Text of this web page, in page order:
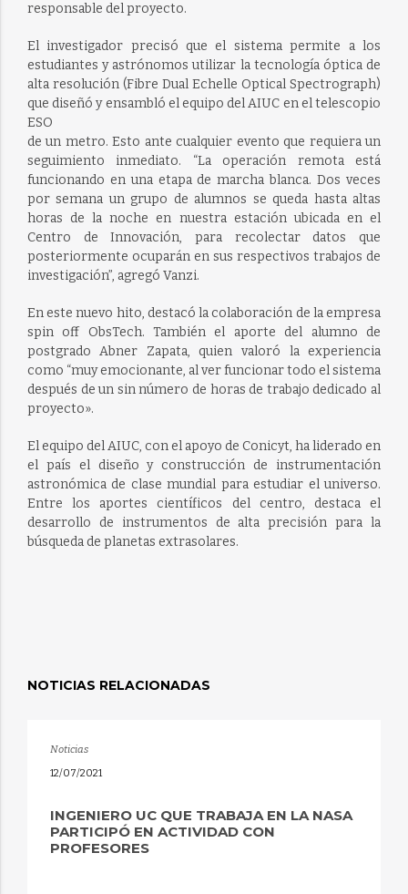
responsable del proyecto.
El investigador precisó que el sistema permite a los
estudiantes y astrónomos utilizar la tecnología óptica de
alta resolución (Fibre Dual Echelle Optical Spectrograph)
que diseñó y ensambló el equipo del AIUC en el telescopio
ESO
de un metro. Esto ante cualquier evento que requiera un
seguimiento inmediato. “La operación remota está
funcionando en una etapa de marcha blanca. Dos veces
por semana un grupo de alumnos se queda hasta altas
horas de la noche en nuestra estación ubicada en el
Centro de Innovación, para recolectar datos que
posteriormente ocuparán en sus respectivos trabajos de
investigación”, agregó Vanzi.
En este nuevo hito, destacó la colaboración de la empresa
spin off ObsTech. También el aporte del alumno de
postgrado Abner Zapata, quien valoró la experiencia
como “muy emocionante, al ver funcionar todo el sistema
después de un sin número de horas de trabajo dedicado al
proyecto».
El equipo del AIUC, con el apoyo de Conicyt, ha liderado en
el país el diseño y construcción de instrumentación
astronómica de clase mundial para estudiar el universo.
Entre los aportes científicos del centro, destaca el
desarrollo de instrumentos de alta precisión para la
búsqueda de planetas extrasolares.
NOTICIAS RELACIONADAS
Noticias
12/07/2021
INGENIERO UC QUE TRABAJA EN LA NASA
PARTICIPÓ EN ACTIVIDAD CON
PROFESORES